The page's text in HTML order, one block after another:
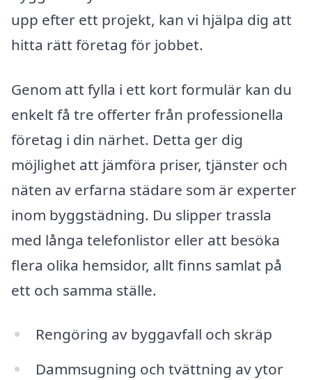
upp efter ett projekt, kan vi hjälpa dig att
hitta rätt företag för jobbet.
Genom att fylla i ett kort formulär kan du
enkelt få tre offerter från professionella
företag i din närhet. Detta ger dig
möjlighet att jämföra priser, tjänster och
näten av erfarna städare som är experter
inom byggstädning. Du slipper trassla
med långa telefonlistor eller att besöka
flera olika hemsidor, allt finns samlat på
ett och samma ställe.
Rengöring av byggavfall och skräp
Dammsugning och tvättning av ytor